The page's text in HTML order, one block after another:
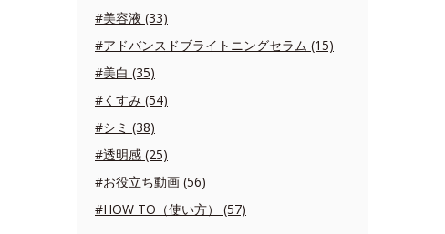
#美容液 (33)
#アドバンスドブライトニングセラム (15)
#美白 (35)
#くすみ (54)
#シミ (38)
#透明感 (25)
#お役立ち動画 (56)
#HOW TO（使い方） (57)